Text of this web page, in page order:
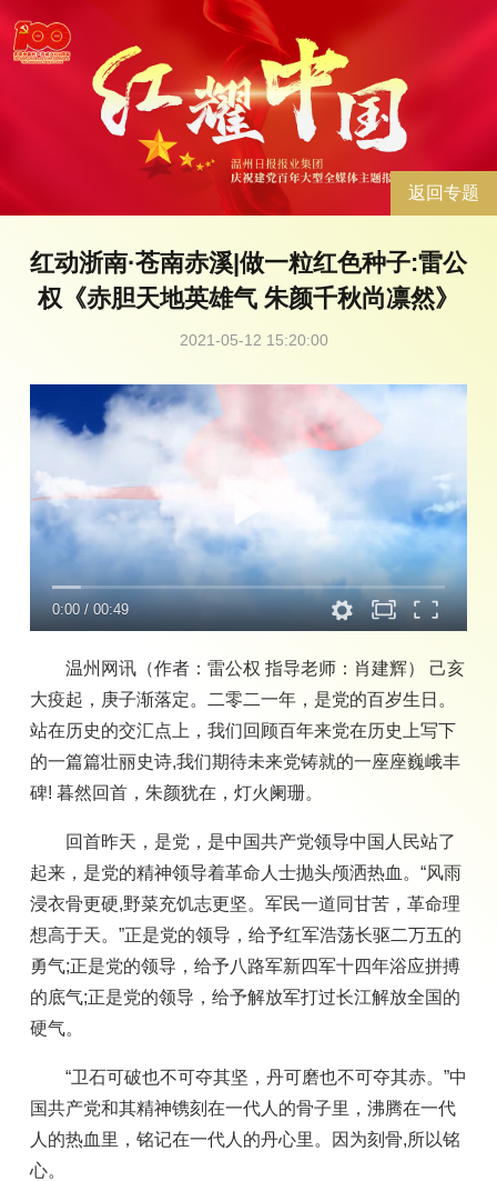
返回专题
红动浙南·苍南赤溪|做一粒红色种子:雷公
权《赤胆天地英雄气 朱颜千秋尚凛然》
2021-05-12 15:20:00
0:00/ 00:49
温州网讯（作者：雷公权 指导老师：肖建辉） 己亥
大疫起，庚子渐落定。二零二一年，是党的百岁生日。
站在历史的交汇点上，我们回顾百年来党在历史上写下
的一篇篇壮丽史诗,我们期待未来党铸就的一座座巍峨丰
碑! 暮然回首，朱颜犹在，灯火阑珊。
回首昨天，是党，是中国共产党领导中国人民站了
起来，是党的精神领导着革命人士抛头颅洒热血。“风雨
浸衣骨更硬,野菜充饥志更坚。军民一道同甘苦，革命理
想高于天。”正是党的领导，给予红军浩荡长驱二万五的
勇气;正是党的领导，给予八路军新四军十四年浴应拼搏
的底气;正是党的领导，给予解放军打过长江解放全国的
硬气。
“卫石可破也不可夺其坚，丹可磨也不可夺其赤。”中
国共产党和其精神镌刻在一代人的骨子里，沸腾在一代
人的热血里，铭记在一代人的丹心里。因为刻骨,所以铭
心。